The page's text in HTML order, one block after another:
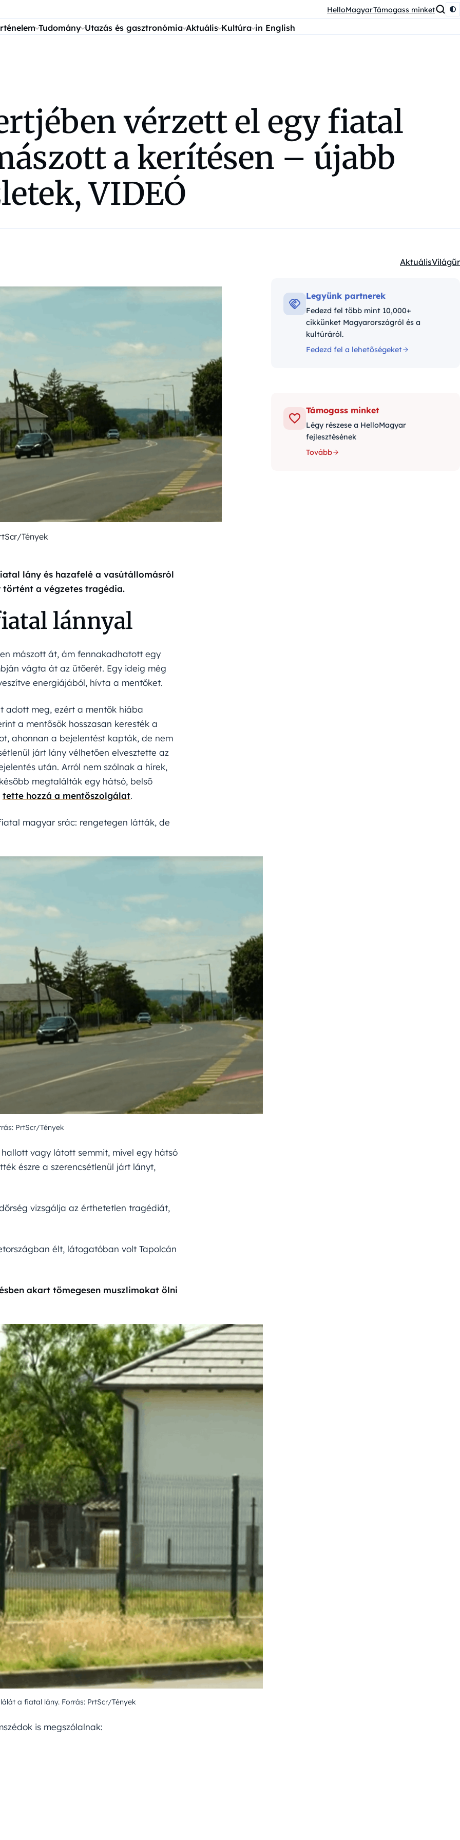
HelloMagyarTámogass minket
Tudomány Utazás és gasztronómia Aktuális Kultúra in English
vérzett el egy fiatal
a kerítésen – újabb
VIDEÓ
Kategóriák:
AktuálisVilágűr
Tények
lány és hazafelé a vasútállomásról
a végzetes tragédia.
lánnyal
mászott át, ám fennakadhatott egy
vágta át az ütőerét. Egy ideig még
energiájából, hívta a mentőket.
adott meg, ezért a mentők hiába
a mentősök hosszasan keresték a
ahonnan a bejelentést kapták, de nem
járt lány vélhetően elvesztette az
után. Arról nem szólnak a hírek,
megtalálták egy hátsó, belső
tette hozzá a mentőszolgálat.
magyar srác: rengetegen látták, de
PrtScr/Tények
vagy látott semmit, mivel egy hátsó
észre a szerencsétlenül járt lányt,
vizsgálja az érthetetlen tragédiát,
élt, látogatóban volt Tapolcán
akart tömegesen muszlimokat ölni
a fiatal lány. Forrás: PrtScr/Tények
is megszólalnak:
Legyünk partnerek
Fedezd fel több mint 10,000+
cikkünket Magyarországról és a
kultúráról.
Fedezd fel a lehetőségeket
Támogass minket
Légy részese a HelloMagyar
fejlesztésének
Tovább